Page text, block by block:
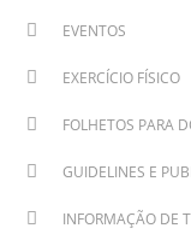
EVENTOS
EXERCÍCIO FÍSICO
FOLHETOS PARA
GUIDELINES E
INFORMAÇÃO DE